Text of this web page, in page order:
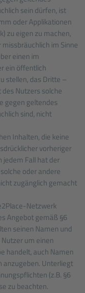
sein dürfen, ist
oder Applikationen
zu eigen zu machen,
im Sinne
einen im
ein öffentlich
stellen, das Dritte –
Nutzers solche
gegen geltendes
sind, nicht
Inhalten, die keine
vorheriger
jedem Fall hat der
oder andere
zugänglich gemacht
Netzwerk
Angebot gemäß §6
seinen Namen und
um einen
handelt, auch Namen
Unterliegt
(z.B. §6
zu beachten.